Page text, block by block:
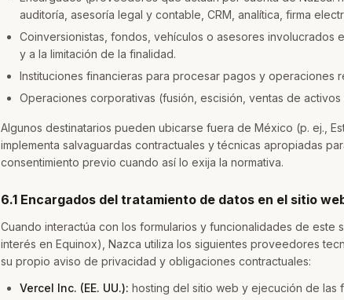
auditoría, asesoría legal y contable, CRM, analítica, firma
Coinversionistas, fondos, vehículos o asesores involucrados
y a la limitación de la finalidad.
Instituciones financieras para procesar pagos y operaciones
Operaciones corporativas (fusión, escisión, ventas de
Algunos destinatarios pueden ubicarse fuera de México (p. ej.,
implementa salvaguardas contractuales y técnicas apropiadas
consentimiento previo cuando así lo exija la normativa.
6.1 Encargados del tratamiento de datos en el sitio
Cuando interactúa con los formularios y funcionalidades de este
interés en Equinox), Nazca utiliza los siguientes proveedores
su propio aviso de privacidad y obligaciones contractuales:
Vercel Inc. (EE. UU.): hosting del sitio web y ejecución de las